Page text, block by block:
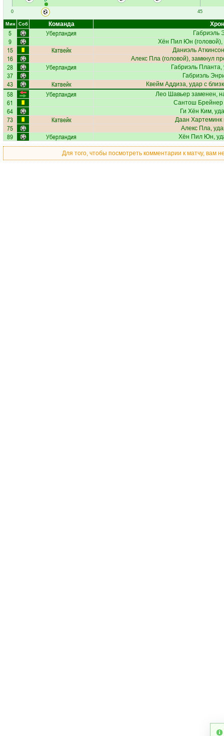
0 45
Мин Соб Команда
5 Уберландия Габриэль
9 Хён Пил Юн (головой),
15 Катвейк Даниэль Аткинсон
16 Алекс Пла (головой), замкнул
28 Уберландия Габриэль Планта,
37 Габриэль
43 Катвейк Квейм Аддиза, удар с
58 Уберландия Лео Шавьер заменен,
61 Сантош Брейнер
64 Ги Хён Ким,
73 Катвейк Даан Хартеминк
75 Алекс Пла,
89 Уберландия Хён Пил Юн,
Для того, чтобы посмотреть комментарии к матчу, вам